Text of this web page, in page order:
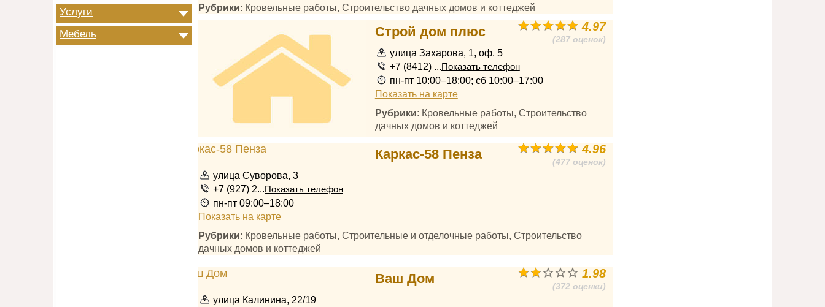
Услуги
Мебель
Рубрики: Кровельные работы, Строительство дачных домов и коттеджей
4.97
(287 оценок)
Строй дом плюс
улица Захарова, 1, оф. 5
+7 (8412) ...Показать телефон
пн-пт 10:00–18:00; сб 10:00–17:00
Показать на карте
Рубрики: Кровельные работы, Строительство
дачных домов и коттеджей
4.96
(477 оценок)
Каркас-58 Пенза
улица Суворова, 3
+7 (927) 2...Показать телефон
пн-пт 09:00–18:00
Показать на карте
Рубрики: Кровельные работы, Строительные и отделочные работы, Строительство
дачных домов и коттеджей
1.98
(372 оценки)
Ваш Дом
улица Калинина, 22/19